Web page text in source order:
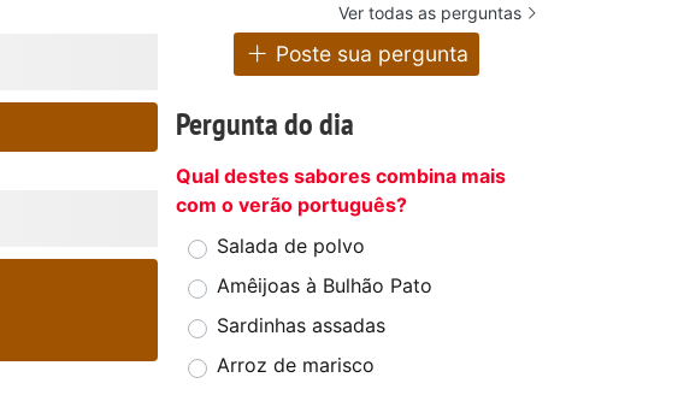
Ver todas as perguntas
Poste sua pergunta
Pergunta do dia
Qual destes sabores combina mais
com o verão português?
Salada de polvo
Amêijoas à Bulhão Pato
Sardinhas assadas
Arroz de marisco